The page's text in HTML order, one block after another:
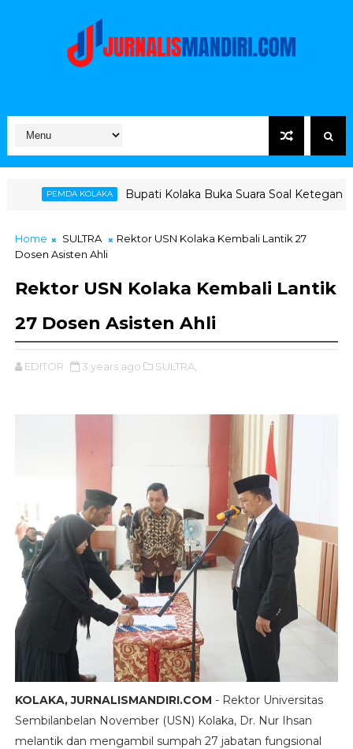
Bupati Kolaka Buka Suara Soal Ketegangan Jalur Hauling
Home SULTRA
Rektor USN Kolaka Kembali Lantik 27
Dosen Asisten Ahli
Rektor USN Kolaka Kembali Lantik
27 Dosen Asisten Ahli
EDITOR 3 years ago SULTRA,
KOLAKA, JURNALISMANDIRI.COM - Rektor Universitas
Sembilanbelan November (USN) Kolaka, Dr. Nur Ihsan
melantik dan mengambil sumpah 27 jabatan fungsional